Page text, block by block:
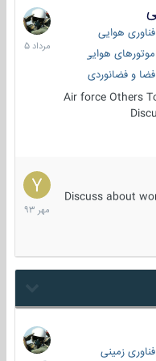
هوایی
هوایی
و فضانوردی
Air force
2
مرداد
1405
Discuss about
15
مهر
1393
زمینی
21
آذر